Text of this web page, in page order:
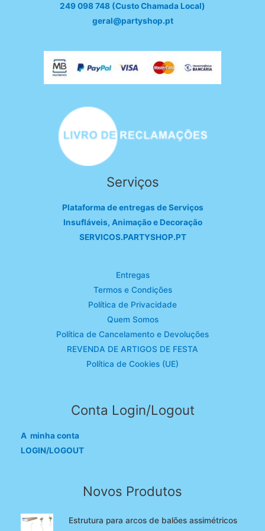
249 098 748 (Custo Chamada Local)
geral@partyshop.pt
Serviços
Plataforma de entregas de Serviços
Insufláveis, Animação e Decoração
SERVICOS.PARTYSHOP.PT
Entregas
Termos e Condições
Política de Privacidade
Quem Somos
Política de Cancelamento e Devoluções
REVENDA DE ARTIGOS DE FESTA
Política de Cookies (UE)
Conta Login/Logout
A minha conta
LOGIN/LOGOUT
Novos Produtos
Estrutura para arcos de balões assimétricos